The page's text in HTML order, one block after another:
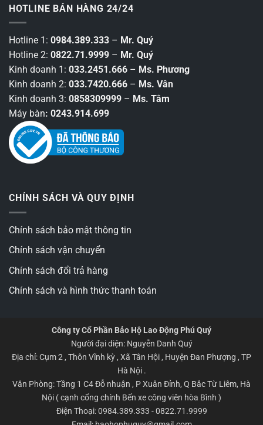
HOTLINE BÁN HÀNG 24/24
Hotline 1: 0984.389.333 – Mr. Quý
Hotline 2: 0822.71.9999 – Mr. Quý
Kinh doanh 1: 033.2451.666 – Ms. Phương
Kinh doanh 2: 033.7420.666 – Ms. Vân
Kinh doanh 3: 0858309999 – Ms. Tâm
Máy bàn: 0243.914.699
CHÍNH SÁCH VÀ QUY ĐỊNH
Chính sách bảo mật thông tin
Chính sách vận chuyển
Chính sách đổi trả hàng
Chính sách và hình thức thanh toán
Công ty Cổ Phần Bảo Hộ Lao Động Phú Quý
Người đại diện: Nguyễn Danh Quý
Địa chỉ: Cụm 2 , Thôn Vĩnh kỳ , Xã Tân Hội , Huyện Đan Phượng , TP
Hà Nội .
Văn Phòng: Tầng 1 C4 Đỗ nhuận , P Xuân Đỉnh, Q Bắc Từ Liêm, Hà
Nội ( cạnh cổng chính Bến xe công viên hòa Bình )
Điện Thoại: 0984.389.333 - 0822.71.9999